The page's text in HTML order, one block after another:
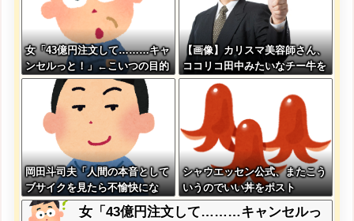
女「43億円注文して………キャ
ンセルっと！」←こいつの目的
【画像】カリスマ美容師さん、
ココリコ田中みたいなチー牛を
大変身させた結果がこちらw w
w w w w w w w w w
岡田斗司夫「人間の本音として
ブサイクを見たら不愉快にな
る。この責任をどうとるんだ」
シャウエッセン公式、またこう
いうのでいい丼をポスト
女「43億円注文して………キャンセルっ